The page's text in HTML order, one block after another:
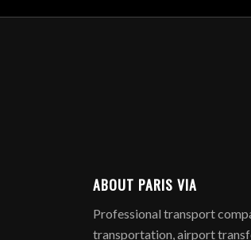
ABOUT PARIS VIA
Professional transport
transportation, airport